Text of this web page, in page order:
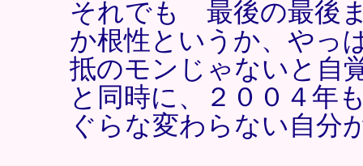
それでも 最後の最後
か根性というか、やっ
抵のモンじゃないと自
と同時に、２００４年
ぐらな変わらない自分